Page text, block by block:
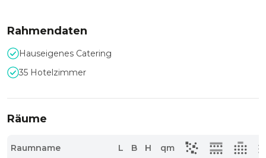
Rahmendaten
Hauseigenes Catering
35 Hotelzimmer
Räume
Raumname L B H qm